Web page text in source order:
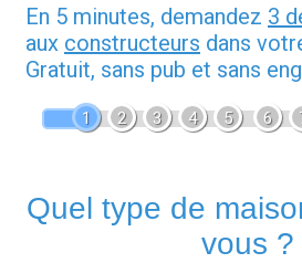
En 5 minutes, demandez 3
aux constructeurs dans
Gratuit, sans pub et sans
1 2 3 4 5 6
Quel type de
vous ?